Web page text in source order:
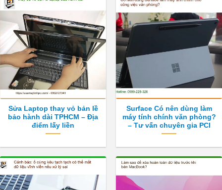
Sửa Laptop thay vỏ bản lề
bảo hành dài TPHCM – Địa
điểm lấy liền
Surface Có nên dùng làm
máy tính chính văn phòng?
– Tư vấn chuyên gia PCI